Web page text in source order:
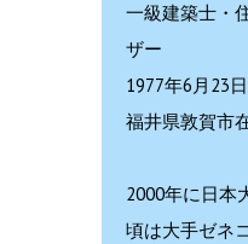
一級建築士・
ザー
1977年6月23
福井県敦賀市
2000年に日本
頃は大手ゼネ